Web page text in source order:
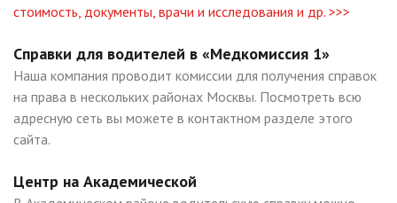
стоимость, документы, врачи и исследования и др. >>>
Справки для водителей в «Медкомиссия 1»
Наша компания проводит комиссии для получения справок
на права в нескольких районах Москвы. Посмотреть всю
адресную сеть вы можете в контактном разделе этого
сайта.
Центр на Академической